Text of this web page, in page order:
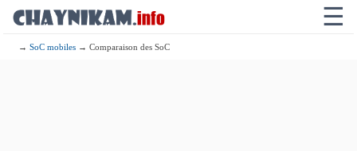
☰
→SoC mobiles → Comparaison des SoC